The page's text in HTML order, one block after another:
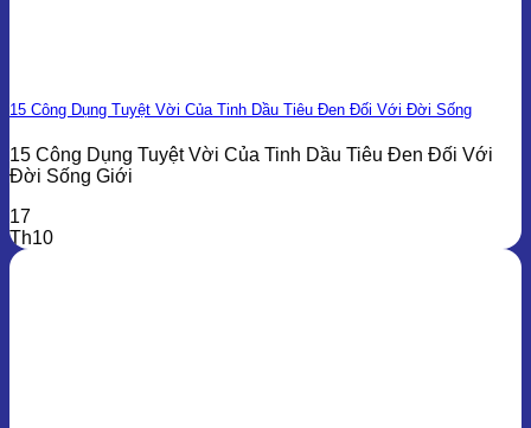
15 Công Dụng Tuyệt Vời Của Tinh Dầu Tiêu Đen Đối Với Đời Sống
15 Công Dụng Tuyệt Vời Của Tinh Dầu Tiêu Đen Đối Với
Đời Sống Giới
17
Th10